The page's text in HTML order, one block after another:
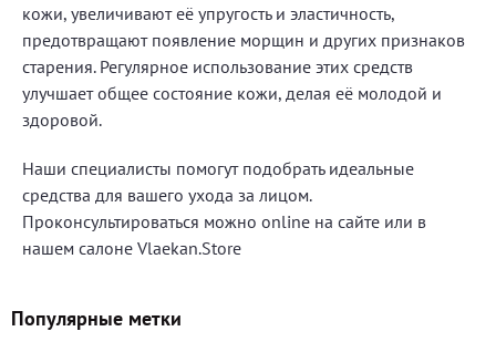
кожи, увеличивают её упругость и эластичность,
предотвращают появление морщин и других признаков
старения. Регулярное использование этих средств
улучшает общее состояние кожи, делая её молодой и
здоровой.
Наши специалисты помогут подобрать идеальные
средства для вашего ухода за лицом.
Проконсультироваться можно online на сайте или в
нашем салоне Vlaekan.Store
Популярные метки